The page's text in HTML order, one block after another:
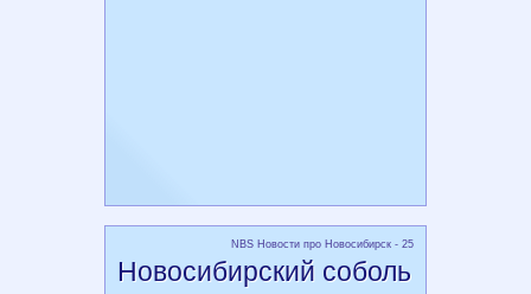
NBS Новости про Новосибирск - 25
Новосибирский соболь